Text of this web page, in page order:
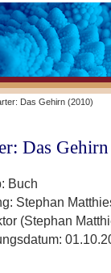
Das Gehirn (2010)
Das
Buch
Stephan
(Stephan